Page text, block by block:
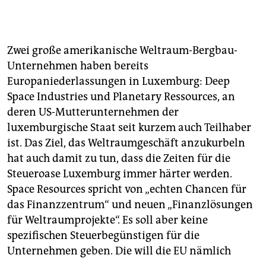
Zwei große amerikanische Weltraum-Bergbau-
Unternehmen haben bereits
Europaniederlassungen in Luxemburg: Deep
Space Industries und Planetary Ressources, an
deren US-Mutterunternehmen der
luxemburgische Staat seit kurzem auch Teilhaber
ist. Das Ziel, das Weltraumgeschäft anzukurbeln
hat auch damit zu tun, dass die Zeiten für die
Steueroase Luxemburg immer härter werden.
Space Resources spricht von „echten Chancen für
das Finanzzentrum“ und neuen „Finanzlösungen
für Weltraumprojekte“. Es soll aber keine
spezifischen Steuerbegünstigen für die
Unternehmen geben. Die will die EU nämlich